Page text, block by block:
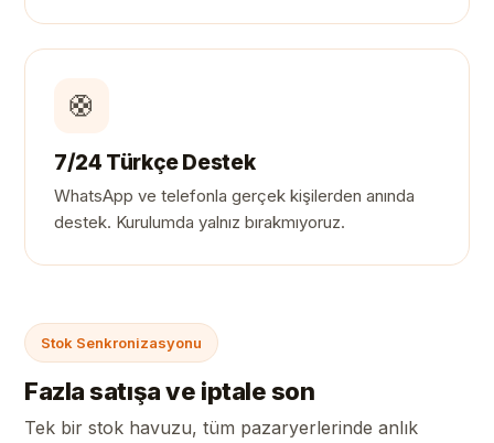
🛟
7/24 Türkçe Destek
WhatsApp ve telefonla gerçek kişilerden anında
destek. Kurulumda yalnız bırakmıyoruz.
Stok Senkronizasyonu
Fazla satışa ve iptale son
Tek bir stok havuzu, tüm pazaryerlerinde anlık